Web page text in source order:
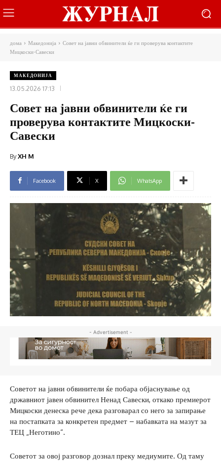
дома Македонија
Совет на јавни обвинители ќе ги проверува контактите
Мицкоски-Савески
МАКЕДОНИЈА
13.05.2026 17:13
Совет на јавни обвинители ќе ги
проверува контактите Мицкоски-
Савески
ByXH M
Facebook X WhatsApp
- Advertisement -
Советот на јавни обвинители ќе побара објаснување од
државниот јавен обвинител Ненад Савески, откако премиерот
Мицкоски денеска рече дека разговарал со него за запирање
на постапката за конкретен предмет – набавката на мазут за
ТЕЦ „Неготино“.
Советот за овој разговор дознал преку медиумите. Од таму